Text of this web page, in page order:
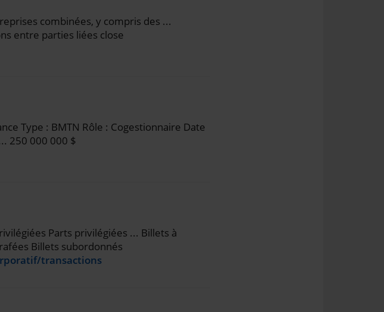
combinées, y compris des ...
entre parties liées close
Type : BMTN Rôle : Cogestionnaire Date
250 000 000 $
Parts privilégiées ... Billets à
Billets subordonnés
transactions